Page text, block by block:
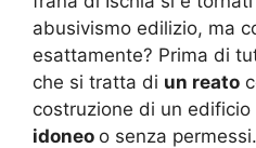
abusivismo edilizio, ma
esattamente? Prima di
che si tratta di un reato
costruzione di un edificio
idoneo o senza permessi.